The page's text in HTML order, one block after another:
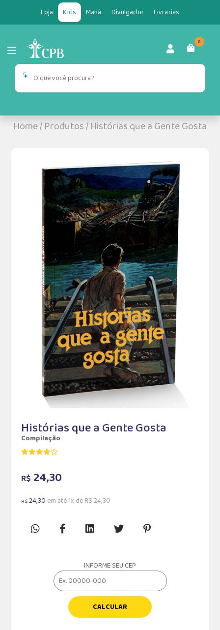
Loja Kids Maná Divulgador Livrarias
0
Home/Produtos/Histórias que a Gente Gosta
Histórias que a Gente Gosta
Compilação
R$ 24,30
R$24,30 em até 1x de R$ 24,30
INFORME SEU CEP
CALCULAR